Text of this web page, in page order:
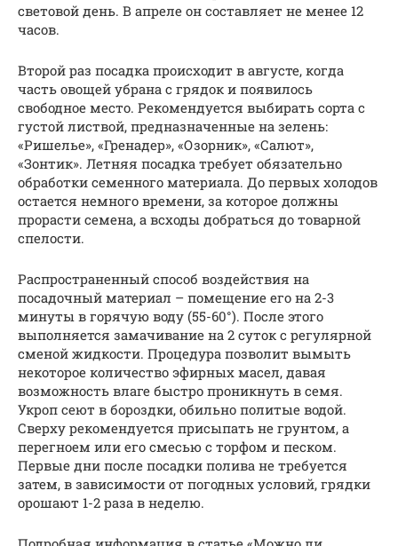
световой день. В апреле он составляет не менее 12
часов.
Второй раз посадка происходит в августе, когда
часть овощей убрана с грядок и появилось
свободное место. Рекомендуется выбирать сорта с
густой листвой, предназначенные на зелень:
«Ришелье», «Гренадер», «Озорник», «Салют»,
«Зонтик». Летняя посадка требует обязательно
обработки семенного материала. До первых холодов
остается немного времени, за которое должны
прорасти семена, а всходы добраться до товарной
спелости.
Распространенный способ воздействия на
посадочный материал – помещение его на 2-3
минуты в горячую воду (55-60°). После этого
выполняется замачивание на 2 суток с регулярной
сменой жидкости. Процедура позволит вымыть
некоторое количество эфирных масел, давая
возможность влаге быстро проникнуть в семя.
Укроп сеют в бороздки, обильно политые водой.
Сверху рекомендуется присыпать не грунтом, а
перегноем или его смесью с торфом и песком.
Первые дни после посадки полива не требуется
затем, в зависимости от погодных условий, грядки
орошают 1-2 раза в неделю.